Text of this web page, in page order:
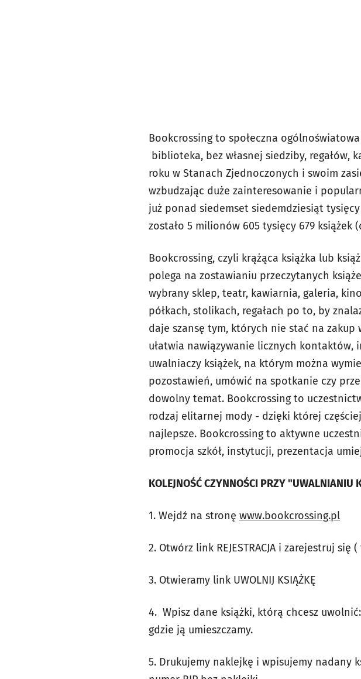
Bookcrossing to społeczna
biblioteka, bez własnej siedziby, regałów,
roku w Stanach Zjednoczonych i swoim
wzbudzając duże zainteresowanie i
już ponad siedemset siedemdziesiąt
zostało 5 milionów 605 tysięcy 679 książek
Bookcrossing, czyli krążąca książka lub
polega na zostawianiu przeczytanych
wybrany sklep, teatr, kawiarnia, galeria,
półkach, stolikach, regałach po to, by
daje szansę tym, których nie stać na
ułatwia nawiązywanie licznych kontaktów,
uwalniaczy książek, na którym można
pozostawień, umówić na spotkanie czy
dowolny temat. Bookcrossing to
rodzaj elitarnej mody - dzięki której
najlepsze. Bookcrossing to aktywne
promocja szkół, instytucji, prezentacja
KOLEJNOŚĆ CZYNNOŚCI PRZY "UWALNIANIU
1. Wejdź na stronę www.bookcrossing.pl
2. Otwórz link REJESTRACJA i zarejestruj
3. Otwieramy link UWOLNIJ KSIĄŻKĘ
4. Wpisz dane książki, którą chcesz
gdzie ją umieszczamy.
5. Drukujemy naklejkę i wpisujemy nadany